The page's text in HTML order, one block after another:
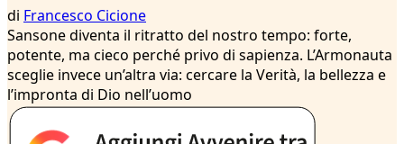
di Francesco Cicione
Sansone diventa il ritratto del nostro tempo: forte,
potente, ma cieco perché privo di sapienza. L’Armonauta
sceglie invece un’altra via: cercare la Verità, la bellezza e
l’impronta di Dio nell’uomo